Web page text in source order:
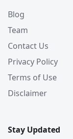
Blog
Team
Contact Us
Privacy Policy
Terms of Use
Disclaimer
Stay Updated